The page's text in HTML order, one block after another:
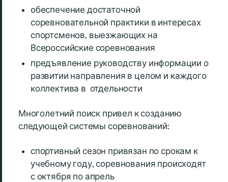
обеспечение достаточной
соревновательной практики в интересах
спортсменов, выезжающих на
Всероссийские соревнования
предъявление руководству информации о
развитии направления в целом и каждого
коллектива в отдельности
Многолетний поиск привел к созданию
следующей системы соревнований:
спортивный сезон привязан по срокам к
учебному году, соревнования происходят
с октября по апрель